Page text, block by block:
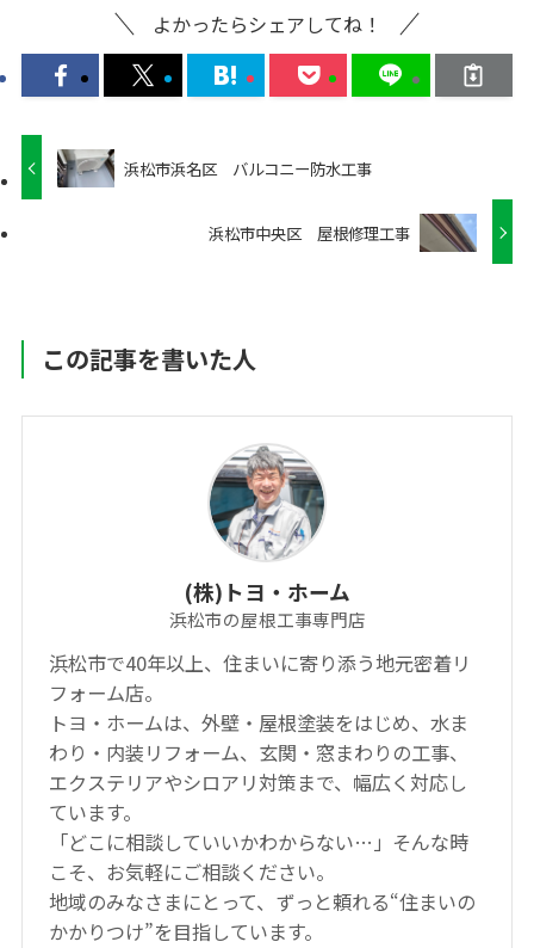
よかったらシェアしてね！
浜松市浜名区 バルコニー防水工事
浜松市中央区 屋根修理工事
この記事を書いた人
(株)トヨ・ホーム
浜松市の屋根工事専門店
浜松市で40年以上、住まいに寄り添う地元密着リ
フォーム店。
トヨ・ホームは、外壁・屋根塗装をはじめ、水ま
わり・内装リフォーム、玄関・窓まわりの工事、
エクステリアやシロアリ対策まで、幅広く対応し
ています。
「どこに相談していいかわからない…」そんな時
こそ、お気軽にご相談ください。
地域のみなさまにとって、ずっと頼れる“住まいの
かかりつけ”を目指しています。